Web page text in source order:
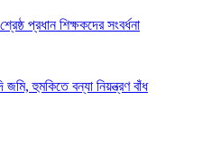
প্রধান শিক্ষকদের সংবর্ধনা
হুমকিতে বন্যা নিয়ন্ত্রণ বাঁধ